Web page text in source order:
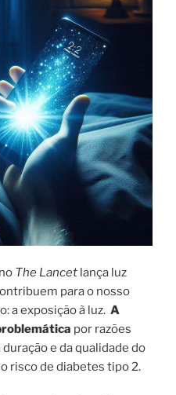
The Lancet lança luz
para o nosso
a exposição à luz. A
por razões
e da qualidade do
risco de diabetes tipo 2.